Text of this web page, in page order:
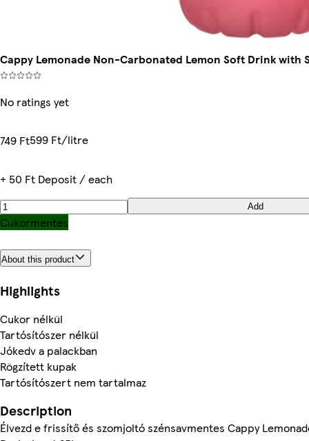
Cappy Lemonade Non-Carbonated Lemon Soft Drink with
No ratings yet
749 Ft599 Ft/litre
+ 50 Ft Deposit / each
Add
Cukormentes
About this product
Highlights
Cukor nélkül
Tartósítószer nélkül
Jókedv a palackban
Rögzített kupak
Tartósítószert nem tartalmaz
Description
Élvezd e frissítő és szomjoltó szénsavmentes Cappy